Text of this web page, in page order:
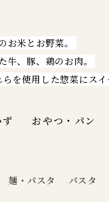
米とお野菜。
、豚、鶏のお肉。
を使用した惣菜にスイ
おやつ・パン
麺・パスタ パスタ